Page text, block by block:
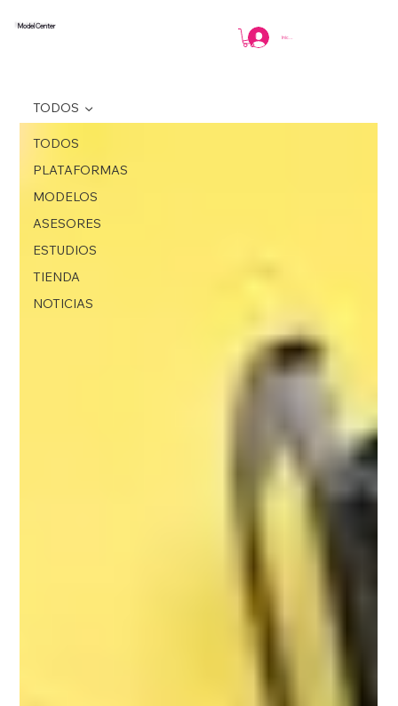
Iniciar sesión
Model Center
TODOS
PLATAFORMAS
MODELOS
ASESORES
ESTUDIOS
TIENDA
NOTICIAS
TODOS